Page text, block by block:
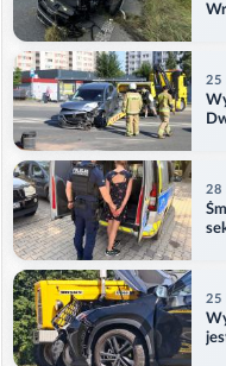
25
28
25